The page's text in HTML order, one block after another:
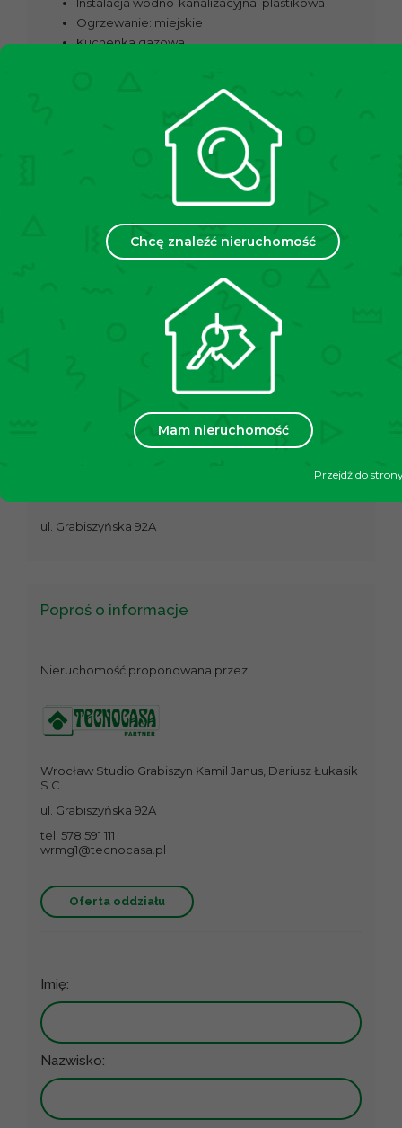
Chcę znaleźć nieruchomość
Mam nieruchomość
Przejdź do
Ogrzewanie: miejskie
Kuchenka gazowa
Kamienica z ok. 1910 roku
Elewacja po remoncie w2024 roku
Dach po remoncie w2024 roku
Klatka schodowa odświeżona w
Budynek zadbany, w bardzo dobrym stanie
suszarnia na strychudla mieszkańców
56,4 zł
STAN PRAWNY: Własnościowe
Mieszkanie stanowi bardzo dobrą propozycję dla osób
ul. Grabiszyńska 92A
Poproś o informacje
Nieruchomość proponowana przez
Wrocław Studio Grabiszyn Kamil Janus, Dariusz Łukasik
S.C.
ul. Grabiszyńska 92A
tel. 578 591 111
wrmg1@tecnocasa.pl
Oferta oddziału
Imię:
Nazwisko: